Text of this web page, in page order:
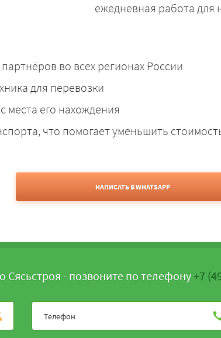
ежедневная работа для
во всех регионах России
для перевозки
места его нахождения
что помогает уменьшить
НАПИСАТЬ В WHATSAPP
Сясьстроя - позвоните по телефону+7